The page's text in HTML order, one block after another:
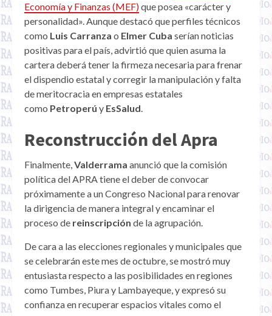
Economía y Finanzas (MEF)que posea «carácter y
personalidad». Aunque destacó que perfiles técnicos
como Luis Carranza o Elmer Cuba serían noticias
positivas para el país, advirtió que quien asuma la
cartera deberá tener la firmeza necesaria para frenar
el dispendio estatal y corregir la manipulación y falta
de meritocracia en empresas estatales
como Petroperú y EsSalud.
Reconstrucción del Apra
Finalmente,Valderrama anunció que la comisión
política del APRA tiene el deber de convocar
próximamente a un Congreso Nacional para renovar
la dirigencia de manera integral y encaminar el
proceso de reinscripción de la agrupación.
De cara a las elecciones regionales y municipales que
se celebrarán este mes de octubre, se mostró muy
entusiasta respecto a las posibilidades en regiones
como Tumbes, Piura y Lambayeque, y expresó su
confianza en recuperar espacios vitales como el